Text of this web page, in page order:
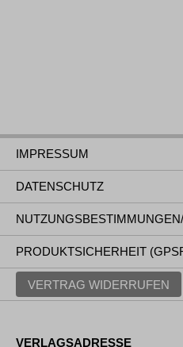
IMPRESSUM
DATENSCHUTZ
PRODUKTSICHERHEIT
VERTRAG WIDERRUFEN
VERLAGSADRESSE